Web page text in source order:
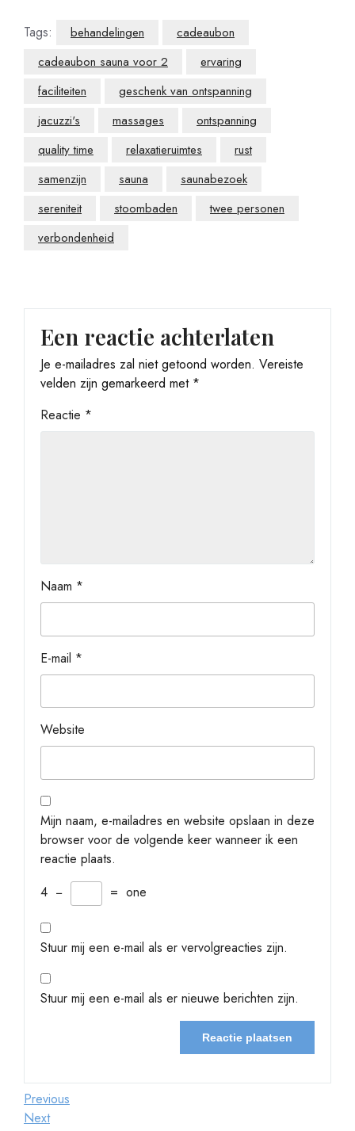
Tags: behandelingen
cadeaubon
cadeaubon sauna voor 2
ervaring
faciliteiten
geschenk van ontspanning
jacuzzi's
massages
ontspanning
quality time
relaxatieruimtes
rust
samenzijn
sauna
saunabezoek
sereniteit
stoombaden
twee personen
verbondenheid
Een reactie achterlaten
Je e-mailadres zal niet getoond worden. Vereiste
velden zijn gemarkeerd met *
Reactie *
Naam *
E-mail *
Website
Mijn naam, e-mailadres en website opslaan in deze
browser voor de volgende keer wanneer ik een
reactie plaats.
4 − = one
Stuur mij een e-mail als er vervolgreacties zijn.
Stuur mij een e-mail als er nieuwe berichten zijn.
Berichtnavigatie
Previous
Post
Previous
Next
Next